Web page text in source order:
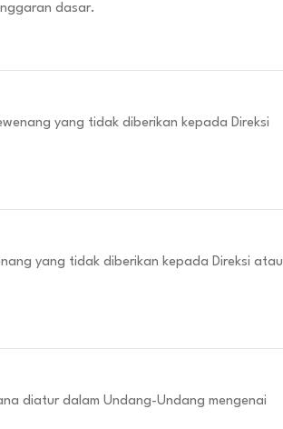
dasar.
yang tidak diberikan kepada Direksi
yang tidak diberikan kepada Direksi atau
diatur dalam Undang-Undang mengenai